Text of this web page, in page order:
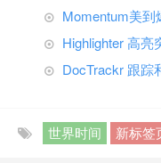
Momentum美
Highlighter 高
DocTrackr 跟踪
世界时间 新标签